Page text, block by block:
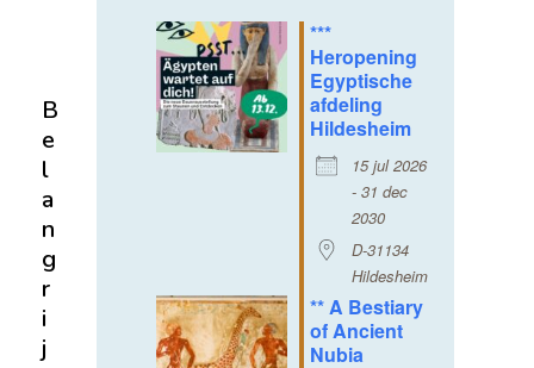
***
Heropening
Egyptische
afdeling
Hildesheim
15 jul 2026
- 31 dec
2030
D-31134
Hildesheim
** A Bestiary
of Ancient
Nubia
B
e
l
a
n
g
r
i
j